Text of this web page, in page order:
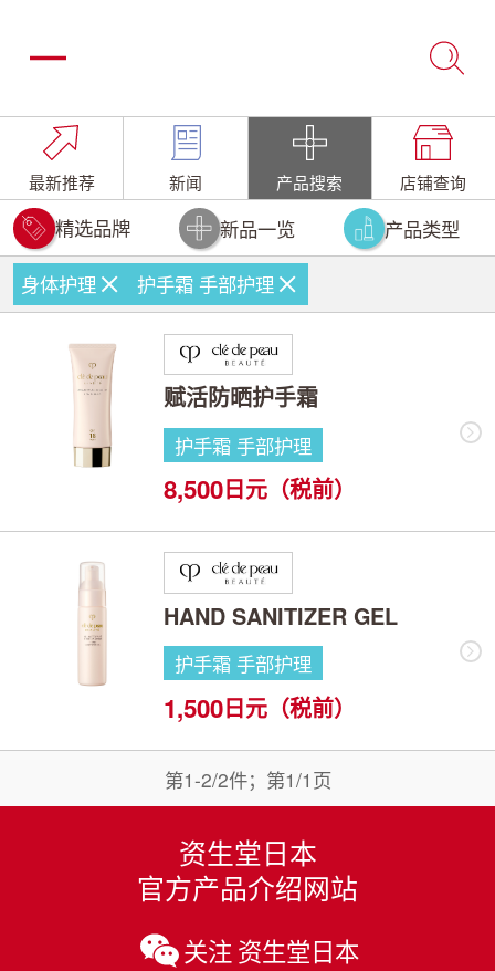
最新推荐 新闻 产品搜索 店铺查询
精选品牌 新品一览 产品类型
身体护理 护手霜 手部护理
赋活防晒护手霜
护手霜 手部护理
8,500日元（税前）
HAND SANITIZER GEL
护手霜 手部护理
1,500日元（税前）
第1-2/2件；第1/1页
资生堂日本
官方产品介绍网站
关注 资生堂日本